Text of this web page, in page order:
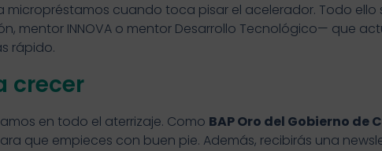
micropréstamos cuando toca pisar el acelerador. Todo
mentor INNOVA o mentor Desarrollo Tecnológico— que
rápido.
crecer
en todo el aterrizaje. Como BAP Oro del Gobierno de
que empieces con buen pie. Además, recibirás una